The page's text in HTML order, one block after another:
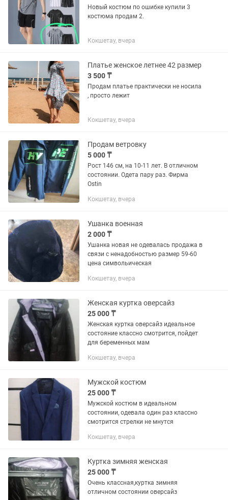
Новый костюм по ошибке купили 3
костюма продам 2.
Кокшетау, вчера
Платье женское летнее 42 размер
3 500 ₸
Продам платье практически не носила
, просто лежит
Кокшетау, вчера
Продам ветровку
5 000 ₸
Рост 146 см, на 10-11 лет. В отличном
состоянии. Одета пару раз. Фирма
Ostin
Кокшетау, вчера
Ушанка военная
2 000 ₸
Ушанка новая не одевалась продажа в
связи с ненадобностью размер 59-60
цена символьическая
Кокшетау, вчера
Женская куртка оверсайз
25 000 ₸
Женская куртка оверсайз идеальное
состояние классно смотрится, пойдет
для беременных мам
Кокшетау, вчера
Мужской костюм
25 000 ₸
Мужской костюм в идеальном
состоянии, одевала один раз классно
смотрится стрелки не мнутся
Кокшетау, вчера
Куртка зимняя женская
25 000 ₸
Очень классная,куртка зимняя
отличном состоянии оверсайз